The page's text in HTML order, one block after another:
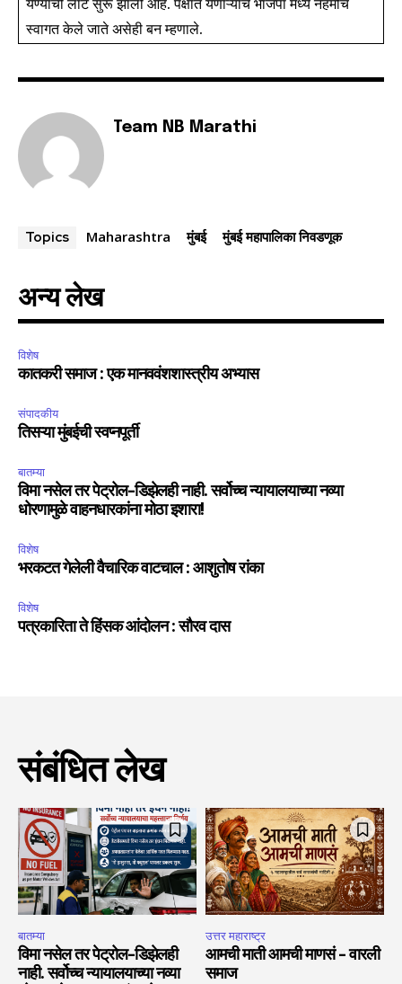
येण्याची लाट सुरू झाली आहे. पक्षात येणाऱ्यांचे भाजपा मध्ये नेहमीच
स्वागत केले जाते असेही बन म्हणाले.
Team NB Marathi
Topics Maharashtra मुंबई मुंबई महापालिका निवडणूक
अन्य लेख
विशेष
कातकरी समाज : एक मानववंशशास्त्रीय अभ्यास
संपादकीय
तिसऱ्या मुंबईची स्वप्नपूर्ती
बातम्या
विमा नसेल तर पेट्रोल-डिझेलही नाही. सर्वोच्च न्यायालयाच्या नव्या
धोरणामुळे वाहनधारकांना मोठा इशारा!
विशेष
भरकटत गेलेली वैचारिक वाटचाल : आशुतोष रांका
विशेष
पत्रकारिता ते हिंसक आंदोलन : सौरव दास
संबंधित लेख
बातम्या
विमा नसेल तर पेट्रोल-डिझेलही
नाही. सर्वोच्च न्यायालयाच्या नव्या
उत्तर महाराष्ट्र
आमची माती आमची माणसं – वारली
समाज